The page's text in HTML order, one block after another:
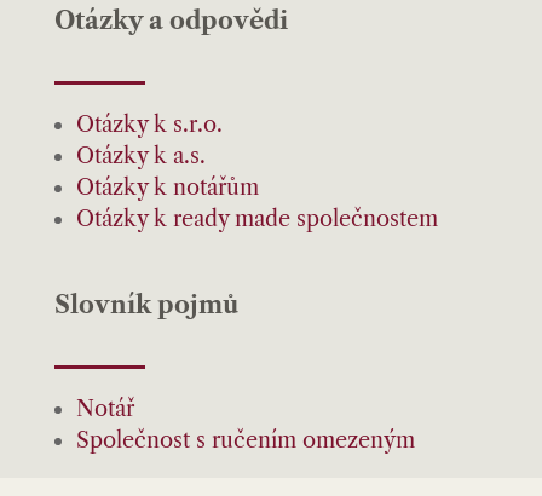
Otázky a odpovědi
Otázky k s.r.o.
Otázky k a.s.
Otázky k notářům
Otázky k ready made společnostem
Slovník pojmů
Notář
Společnost s ručením omezeným